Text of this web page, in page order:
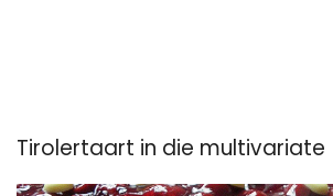
Tirolertaart in die multivariate